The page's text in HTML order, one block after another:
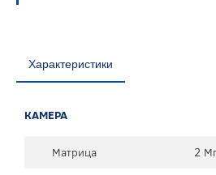
Характеристики
КАМЕРА
Матрица 2